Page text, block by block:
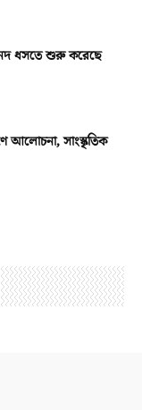
ধসতে শুরু করেছে
আলোচনা, সাংস্কৃতিক